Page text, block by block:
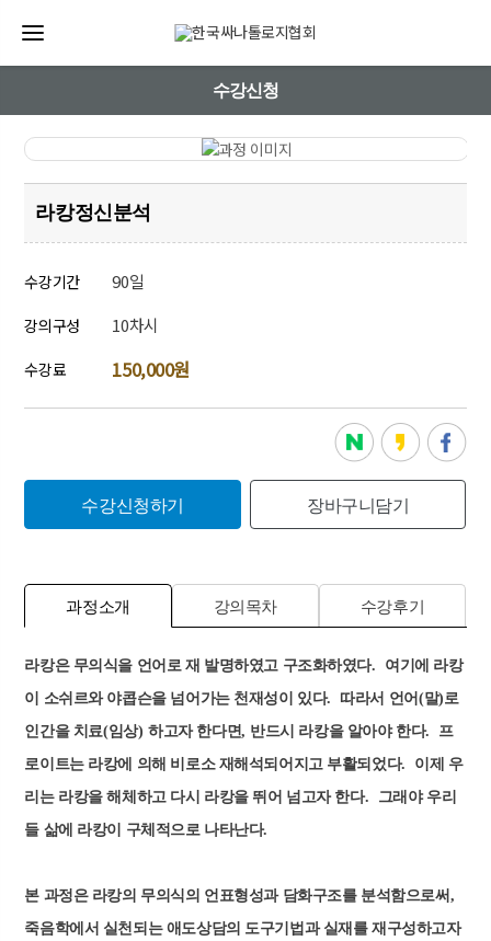
수강신청
라캉정신분석
수강기간 90일
강의구성 10차시
수강료 150,000원
수강신청하기 장바구니담기
과정소개 강의목차 수강후기
라캉은 무의식을 언어로 재 발명하였고 구조화하였다. 여기에 라캉
이 소쉬르와 야콥슨을 넘어가는 천재성이 있다. 따라서 언어 (말)로
인간을 치료(임상)하고자 한다면, 반드시 라캉을 알아야 한다. 프
로이트는 라캉에 의해 비로소 재해석되어지고 부활되었다.
이제 우
리는 라캉을 해체하고 다시 라캉을 뛰어 넘고자 한다. 그래야 우리
들 삶에 라캉이 구체적으로 나타난다.
본 과정은 라캉의 무의식의 언표형성과 담화구조를 분석함으로써 ,
죽음학에서 실천되는 애도상담의 도구기법과 실재를 재구성하고자